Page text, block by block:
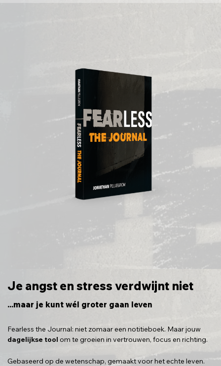
Je angst en stress verdwijnt niet
...maar je kunt wél groter gaan leven
Fearless the Journal: niet zomaar een notitieboek. Maar jouw
dagelijkse tool om te groeien in vertrouwen, focus en richting.
Gebaseerd op de wetenschap, gemaakt voor het echte leven.